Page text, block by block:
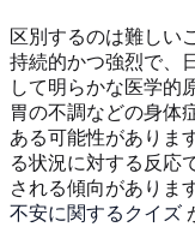
区別するのは難しい
持続的かつ強烈で、
して明らかな医学的
胃の不調などの身体
ある可能性がありま
る状況に対する反応
される傾向がありま
不安に関するクイズ